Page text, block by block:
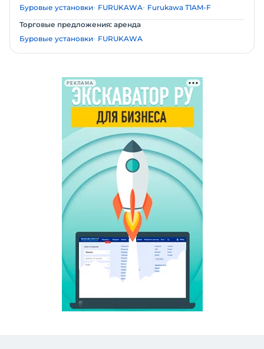
Буровые установки FURUKAWA Furukawa T1AM-F
Торговые предложения: аренда
Буровые установки FURUKAWA
РЕКЛАМА